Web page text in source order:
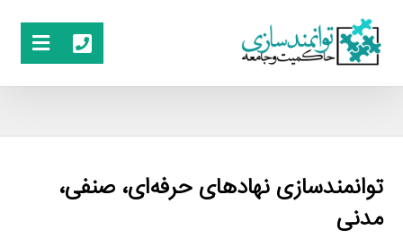
توانمندسازی نهادهای حرفه‌ای، صنفی،
مدنی